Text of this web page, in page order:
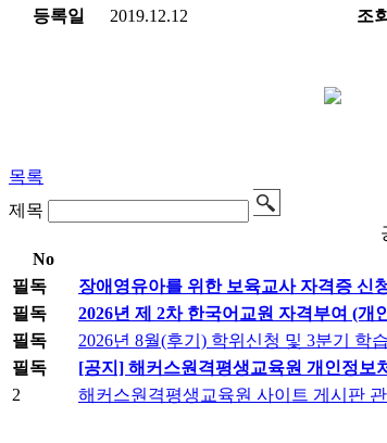
등록일
2019.12.12 조
목록
제목
No
필독
장애영유아를 위한 보육교사 자격증 신
필독
2026년 제 2차 한국어교원 자격부여 (개
필독
2026년 8월(후기) 학위신청 및 3분기 학
필독
[공지] 해커스원격평생교육원 개인정보
2
해커스원격평생교육원 사이트 게시판